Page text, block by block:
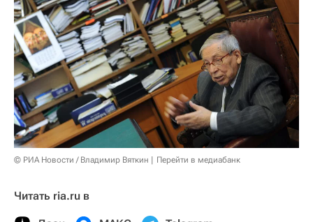
© РИА Новости / Владимир Вяткин Перейти в медиабанк
Читать ria.ru в